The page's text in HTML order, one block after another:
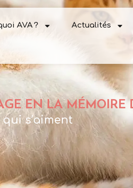
AVA ? Actualités
EN LA MÉMOIRE
s’aiment